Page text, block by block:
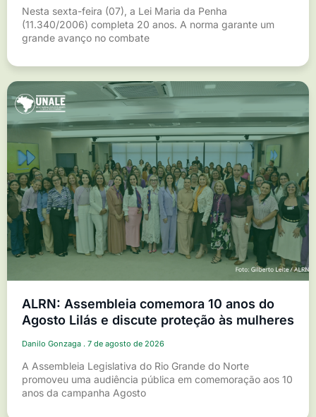
Nesta sexta-feira (07), a Lei Maria da Penha
(11.340/2006) completa 20 anos. A norma garante um
grande avanço no combate
ALRN: Assembleia comemora 10 anos do
Agosto Lilás e discute proteção às mulheres
Danilo Gonzaga 7 de agosto de 2026
A Assembleia Legislativa do Rio Grande do Norte
promoveu uma audiência pública em comemoração aos 10
anos da campanha Agosto